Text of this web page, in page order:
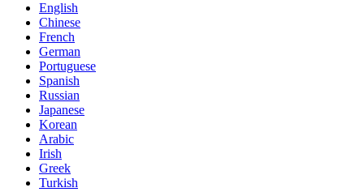
English
Chinese
French
German
Portuguese
Spanish
Russian
Japanese
Korean
Arabic
Irish
Greek
Turkish